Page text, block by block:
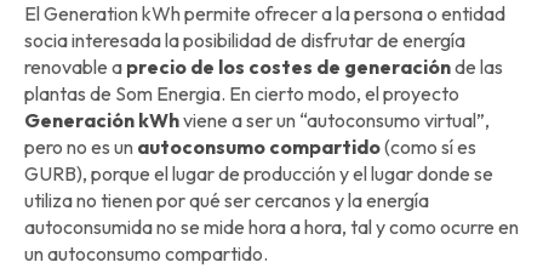
El Generation kWh permite ofrecer a la persona o entidad
socia interesada la posibilidad de disfrutar de energía
renovable a precio de los costes de generaciónde las
plantas de Som Energia. En cierto modo, el proyecto
Generación kWhviene a ser un “autoconsumo virtual”,
pero no es un autoconsumo compartido(como sí es
GURB), porque el lugar de producción y el lugar donde se
utiliza no tienen por qué ser cercanos y la energía
autoconsumida no se mide hora a hora, tal y como ocurre en
un autoconsumo compartido.